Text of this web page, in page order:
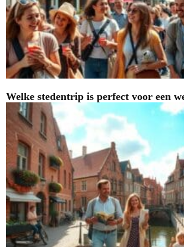
Welke stedentrip is perfect voor een